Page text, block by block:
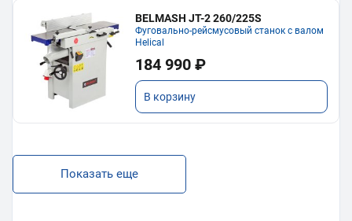
BELMASH JT-2 260/225S
Фуговально-рейсмусовый станок с валом
Helical
184 990 ₽
В корзину
Показать еще